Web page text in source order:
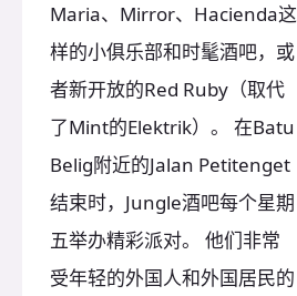
Maria、Mirror、Hacienda这
样的小俱乐部和时髦酒吧，或
者新开放的Red Ruby（取代
了Mint的Elektrik）。 在Batu
Belig附近的Jalan Petitenget
结束时，Jungle酒吧每个星期
五举办精彩派对。 他们非常
受年轻的外国人和外国居民的